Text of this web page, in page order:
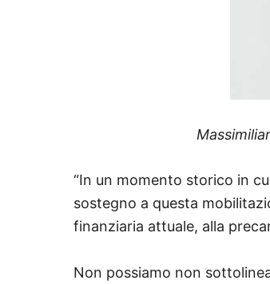
“In un momento storico in
sostegno a questa
finanziaria attuale, alla
Non possiamo non